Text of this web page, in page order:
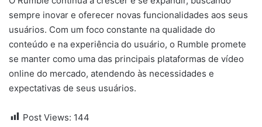
sempre inovar e oferecer novas funcionalidades aos seus
usuários. Com um foco constante na qualidade do
conteúdo e na experiência do usuário, o Rumble promete
se manter como uma das principais plataformas de vídeo
online do mercado, atendendo às necessidades e
expectativas de seus usuários.
Post Views: 144